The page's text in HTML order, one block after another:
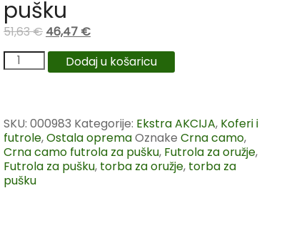
pušku
51,63€ 46,47 €
Dodaj u košaricu
SKU: 000983 Kategorije: Ekstra AKCIJA, Koferi i
futrole,Ostala opremaOznake Crna camo,
Crna camo futrola za pušku, Futrola za oružje,
Futrola za pušku, torba za oružje, torba za
pušku